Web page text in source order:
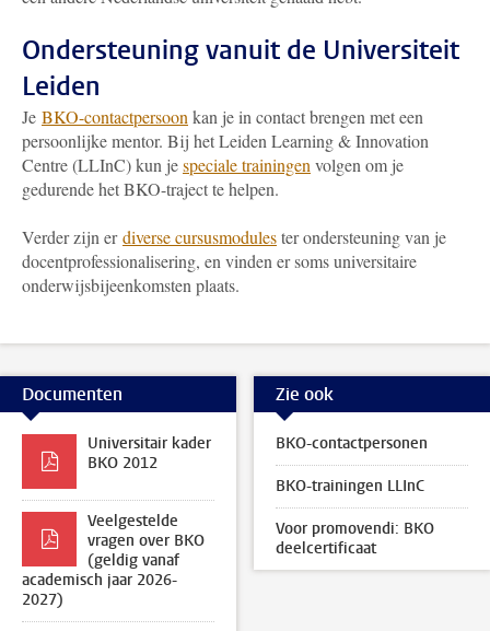
Ondersteuning vanuit de Universiteit
Leiden
Je BKO-contactpersoon kan je in contact brengen met een
persoonlijke mentor. Bij het Leiden Learning & Innovation
Centre (LLInC) kun jespeciale trainingen volgen om je
gedurende het BKO-traject te helpen.
Verder zijn erdiverse cursusmodulester ondersteuning van je
docentprofessionalisering, en vinden er soms universitaire
onderwijsbijeenkomsten plaats.
Documenten
Universitair kader
BKO 2012
Veelgestelde
vragen over BKO
(geldig vanaf
academisch jaar 2026-
2027)
Zie ook
BKO-contactpersonen
BKO-trainingen LLInC
Voor promovendi: BKO
deelcertificaat